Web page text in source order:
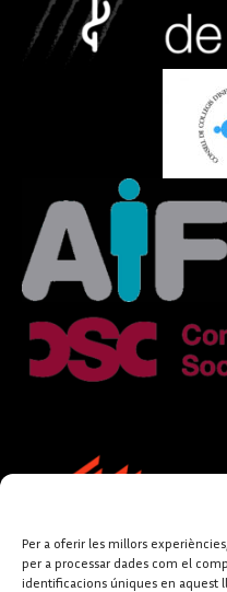
Per a oferir les millors
per a processar dades com el
identificacions úniques en aquest